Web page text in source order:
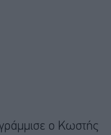
ο Κωστής